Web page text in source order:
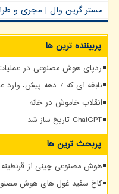
مستر گرین وال | مجری و
پربیننده ترین ها
ردپای هوش مصنوعی در عملیات
نابغه ای که 7 دهه پیش، وارد عصر هوش مصنوعی شد
انقلاب خاموش در خانه
ChatGPT تاریخ ساز شد
پربحث ترین ها
هوش مصنوعی چینی از قرنطینه
کاخ سفید غول های هوش